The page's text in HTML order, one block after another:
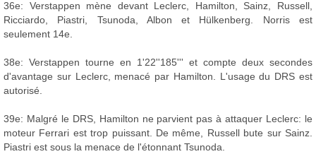
36e: Verstappen mène devant Leclerc, Hamilton, Sainz, Russell,
Ricciardo, Piastri, Tsunoda, Albon et Hülkenberg. Norris est
seulement 14e.
38e: Verstappen tourne en 1'22''185''' et compte deux secondes
d'avantage sur Leclerc, menacé par Hamilton. L'usage du DRS est
autorisé.
39e: Malgré le DRS, Hamilton ne parvient pas à attaquer Leclerc: le
moteur Ferrari est trop puissant. De même, Russell bute sur Sainz.
Piastri est sous la menace de l'étonnant Tsunoda.